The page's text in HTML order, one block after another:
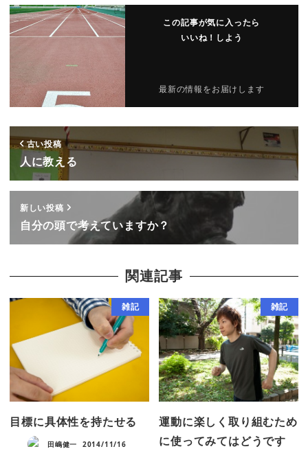
この記事が気に入ったら
いいね！しよう
最新の情報をお届けします
古い投稿
人に教える
新しい投稿
自分の頭で考えていますか？
関連記事
雑記
目標に具体性を持たせる
田嶋健一 2014/11/16
雑記
運動に楽しく取り組むため
に使ってみてはどうです